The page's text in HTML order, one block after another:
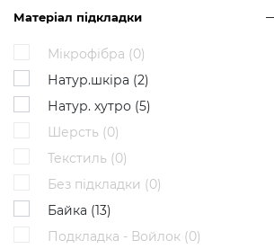
Матеріал підкладки
Мікрофібра (0)
Натур.шкіра (2)
Натур. хутро (5)
Шерсть (0)
Текстиль (0)
Без підкладки (0)
Байка (13)
Подкладка - Войлок (0)